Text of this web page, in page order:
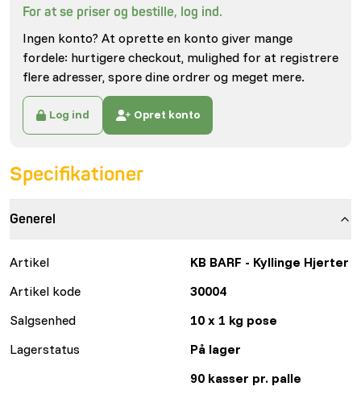
For at se priser og bestille, log ind.
Ingen konto? At oprette en konto giver mange
fordele: hurtigere checkout, mulighed for at registrere
flere adresser, spore dine ordrer og meget mere.
Log ind Opret konto
Specifikationer
Generel
Artikel
KB BARF - Kyllinge Hjerter
Artikel kode
30004
Salgsenhed
10 x 1 kg pose
Lagerstatus
På lager
90 kasser pr. palle